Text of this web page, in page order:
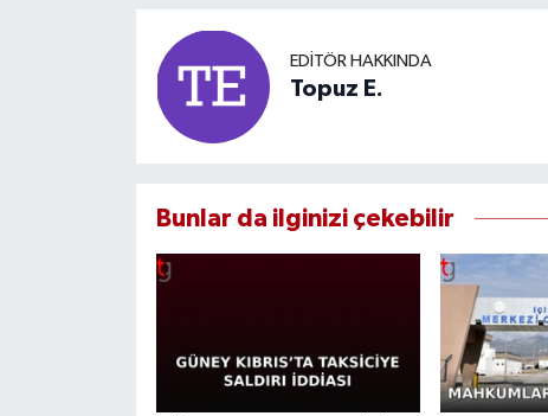
EDITÖR HAKKINDA
Topuz E.
Bunlar da ilginizi çekebilir